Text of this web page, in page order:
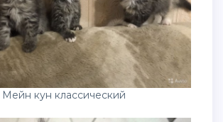
Мейн кун классический